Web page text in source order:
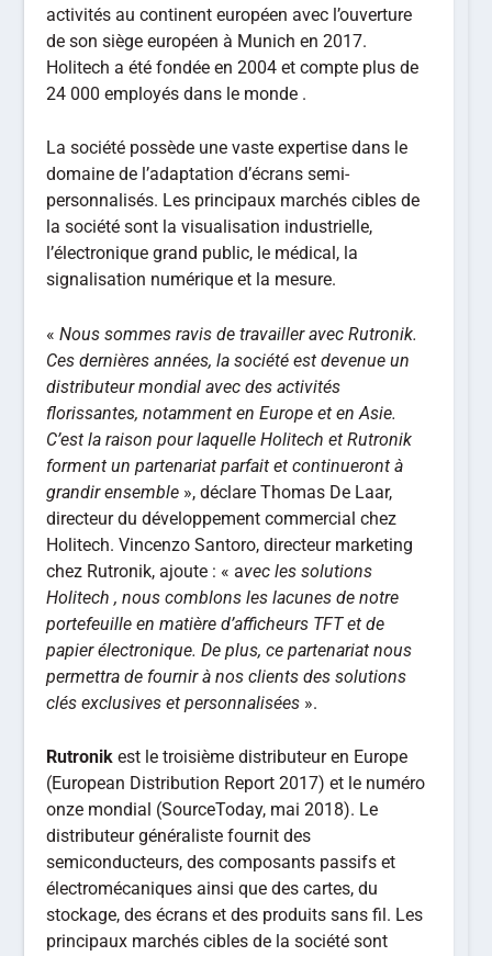
activités au continent européen avec l’ouverture
de son siège européen à Munich en 2017.
Holitech a été fondée en 2004 et compte plus de
24 000 employés dans le monde .
La société possède une vaste expertise dans le
domaine de l’adaptation d’écrans semi-
personnalisés. Les principaux marchés cibles de
la société sont la visualisation industrielle,
l’électronique grand public, le médical, la
signalisation numérique et la mesure.
«Nous sommes ravis de travailler avec Rutronik.
Ces dernières années, la société est devenue un
distributeur mondial avec des activités
florissantes, notamment en Europe et en Asie.
C’est la raison pour laquelle Holitech et Rutronik
forment un partenariat parfait et continueront à
grandir ensemble », déclare Thomas De Laar,
directeur du développement commercial chez
Holitech. Vincenzo Santoro, directeur marketing
chez Rutronik, ajoute : « avec les solutions
Holitech , nous comblons les lacunes de notre
portefeuilleen matièred’afficheurs TFT et de
papier électronique. De plus, ce partenariat nous
permettra de fournir à nos clients des solutions
clés exclusives et personnalisées ».
Rutronikest le troisième distributeur en Europe
(European Distribution Report 2017) et le numéro
onze mondial (SourceToday, mai 2018). Le
distributeur généraliste fournit des
semiconducteurs, des composants passifs et
électromécaniques ainsi que des cartes, du
stockage, des écrans et des produits sans fil. Les
principaux marchés cibles de la société sont